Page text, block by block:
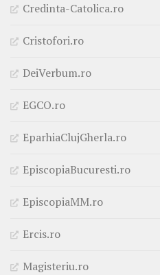
Credinta-Catolica.ro
Cristofori.ro
DeiVerbum.ro
EGCO.ro
EparhiaClujGherla.ro
EpiscopiaBucuresti.ro
EpiscopiaMM.ro
Ercis.ro
Magisteriu.ro